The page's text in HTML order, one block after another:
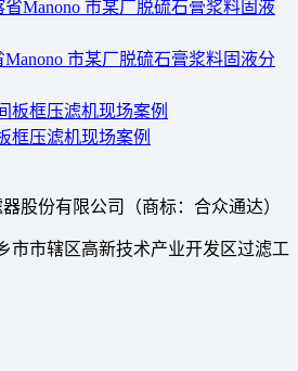
市某厂脱硫石膏浆料固液分
框压滤机现场案例
股份有限公司（商标：合众通达）
市市辖区高新技术产业开发区过滤工